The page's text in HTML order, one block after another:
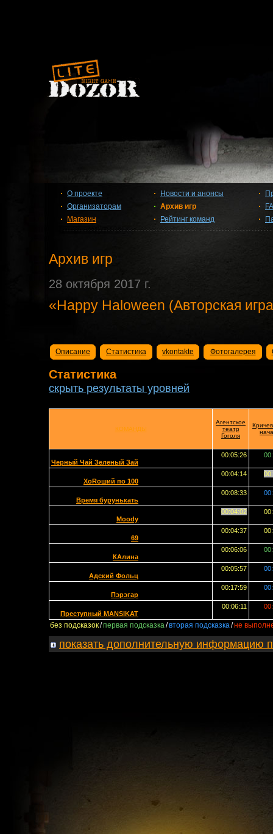
О проекте
Организаторам
Магазин
Новости и анонсы
Архив игр
Рейтинг команд
Архив игр
28 октября 2017 г.
«Happy Haloween (Авторская
Описание Статистика vkontakte Фотогалерея
Статистика
скрыть результаты уровней
КОМАНДЫ
Агентское
театр
Гоголя
Черный Чай Зеленый Зай
00:05:26
ХоRоший по 100
00:04:14
Время бурунькать
00:08:33
Moody
00:04:02
69
00:04:37
КАлина
00:06:06
Адский Фольц
00:05:57
Пэрэгар
00:17:59
Преступный MANSIKAT
00:06:11
без подсказок/первая подсказка/вторая подсказка/не
показать дополнительную информацию